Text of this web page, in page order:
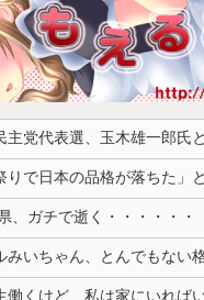
、ガチで逝く・・・・・・